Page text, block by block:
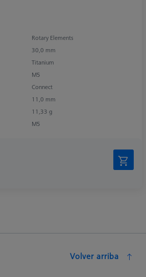
Rotary Elements
30,0 mm
Titanium
M5
Connect
11,0 mm
11,33 g
M5
Volver arriba